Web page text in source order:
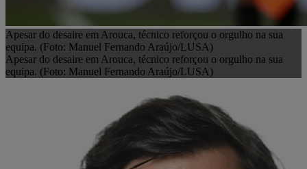
Apesar do desaire em Arouca, técnico reforçou o orgulho na sua
equipa. (Foto: Manuel Fernando Araújo/LUSA)
Apesar do desaire em Arouca, técnico reforçou o orgulho na sua
equipa. (Foto: Manuel Fernando Araújo/LUSA)